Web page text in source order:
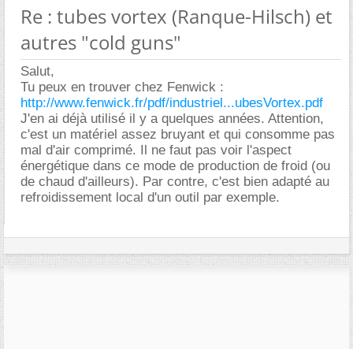
Re : tubes vortex (Ranque-Hilsch) et
autres "cold guns"
Salut,
Tu peux en trouver chez Fenwick :
http://www.fenwick.fr/pdf/industriel...ubesVortex.pdf
J'en ai déjà utilisé il y a quelques années. Attention,
c'est un matériel assez bruyant et qui consomme pas
mal d'air comprimé. Il ne faut pas voir l'aspect
énergétique dans ce mode de production de froid (ou
de chaud d'ailleurs). Par contre, c'est bien adapté au
refroidissement local d'un outil par exemple.